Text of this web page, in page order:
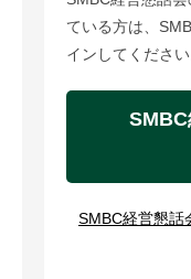
ている方は、
インしてください
SMBC経営懇話